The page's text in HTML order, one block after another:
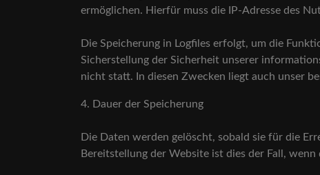
ermöglichen. Hierfür muss die IP-Adresse des
Die Speicherung in Logfiles erfolgt, um die
Sicherstellung der Sicherheit unserer
nicht statt. In diesen Zwecken liegt auch unser
4. Dauer der Speicherung
Die Daten werden gelöscht, sobald sie für die
Bereitstellung der Website ist dies der Fall,